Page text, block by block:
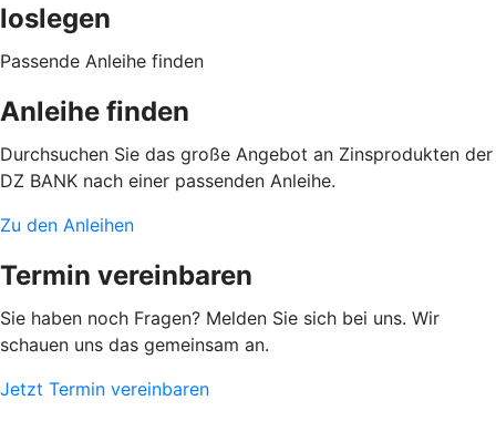
loslegen
Passende Anleihe finden
Anleihe finden
Durchsuchen Sie das große Angebot an Zinsprodukten der
DZ BANK nach einer passenden Anleihe.
Zu den Anleihen
Termin vereinbaren
Sie haben noch Fragen? Melden Sie sich bei uns. Wir
schauen uns das gemeinsam an.
Jetzt Termin vereinbaren